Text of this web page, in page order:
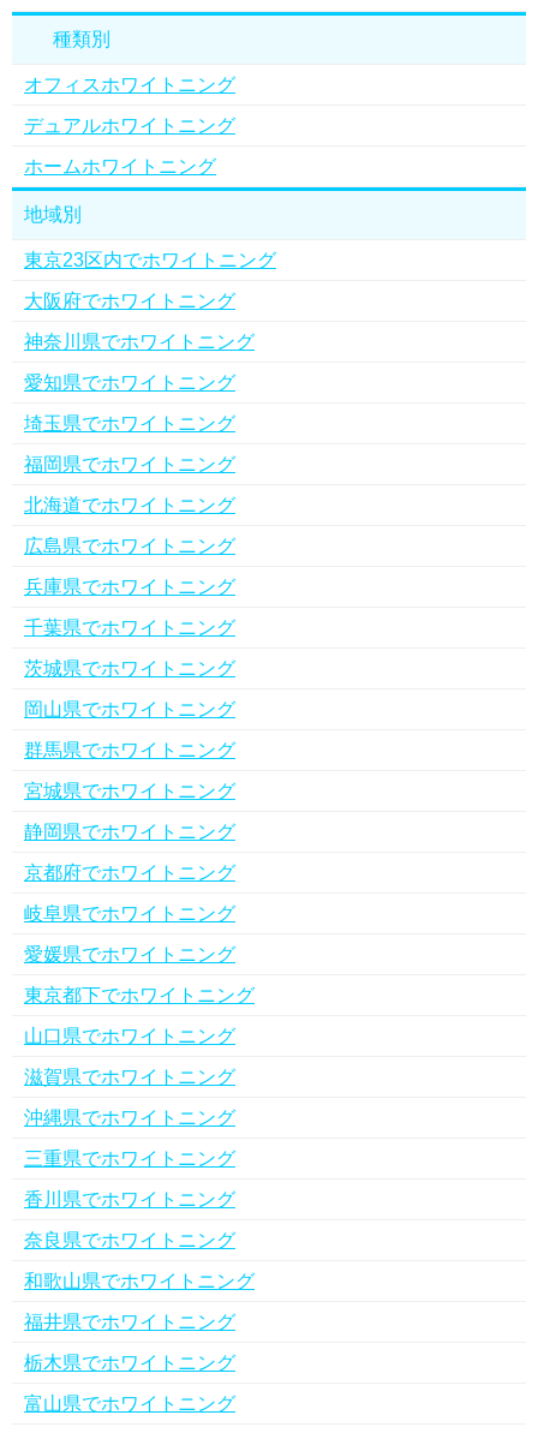
種類別
オフィスホワイトニング
デュアルホワイトニング
ホームホワイトニング
地域別
東京23区内でホワイトニング
大阪府でホワイトニング
神奈川県でホワイトニング
愛知県でホワイトニング
埼玉県でホワイトニング
福岡県でホワイトニング
北海道でホワイトニング
広島県でホワイトニング
兵庫県でホワイトニング
千葉県でホワイトニング
茨城県でホワイトニング
岡山県でホワイトニング
群馬県でホワイトニング
宮城県でホワイトニング
静岡県でホワイトニング
京都府でホワイトニング
岐阜県でホワイトニング
愛媛県でホワイトニング
東京都下でホワイトニング
山口県でホワイトニング
滋賀県でホワイトニング
沖縄県でホワイトニング
三重県でホワイトニング
香川県でホワイトニング
奈良県でホワイトニング
和歌山県でホワイトニング
福井県でホワイトニング
栃木県でホワイトニング
富山県でホワイトニング